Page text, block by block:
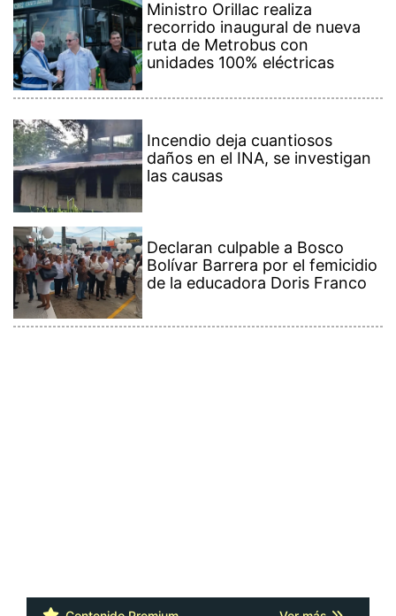
recorrido inaugural de nueva
ruta de Metrobus con
unidades 100% eléctricas
daños en el INA, se investigan
las causas
Bolívar Barrera por el femicidio
de la educadora Doris Franco
Contenido Premium Ver más